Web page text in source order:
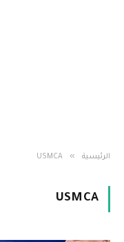
الرئيسية »
USMCA
USMCA